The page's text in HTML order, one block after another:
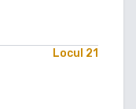
Locul 21